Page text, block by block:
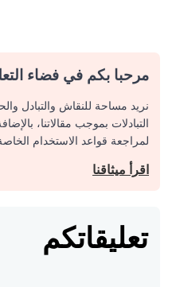
مرحبا بكم في فضاء
نريد مساحة للنقاش والتبادل
التبادلات بموجب مقالاتنا،
لمراجعة قواعد الاستخدام الخاصة
اقرأ ميثاقنا
تعليقاتكم